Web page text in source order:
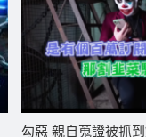
勾惡 親自蒐證被抓